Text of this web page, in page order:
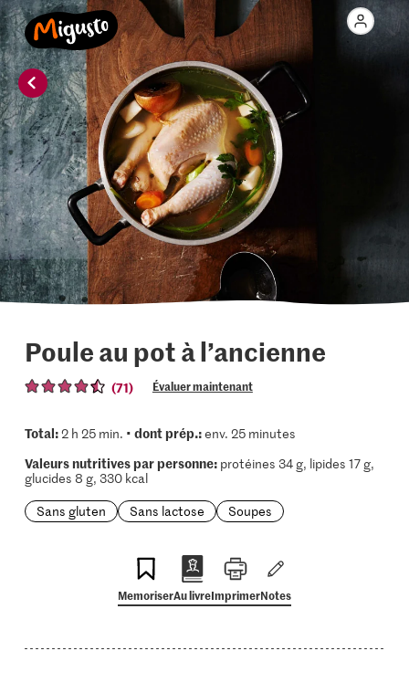
Poule au pot à l’ancienne
(71) Évaluer maintenant
Total:2 h 25 min. • dont prép.:env. 25 minutes
Valeurs nutritives par personne:protéines 34 g, lipides 17 g,
glucides 8 g, 330 kcal
Sans gluten
Sans lactose Soupes
MemoriserAu livreImprimerNotes